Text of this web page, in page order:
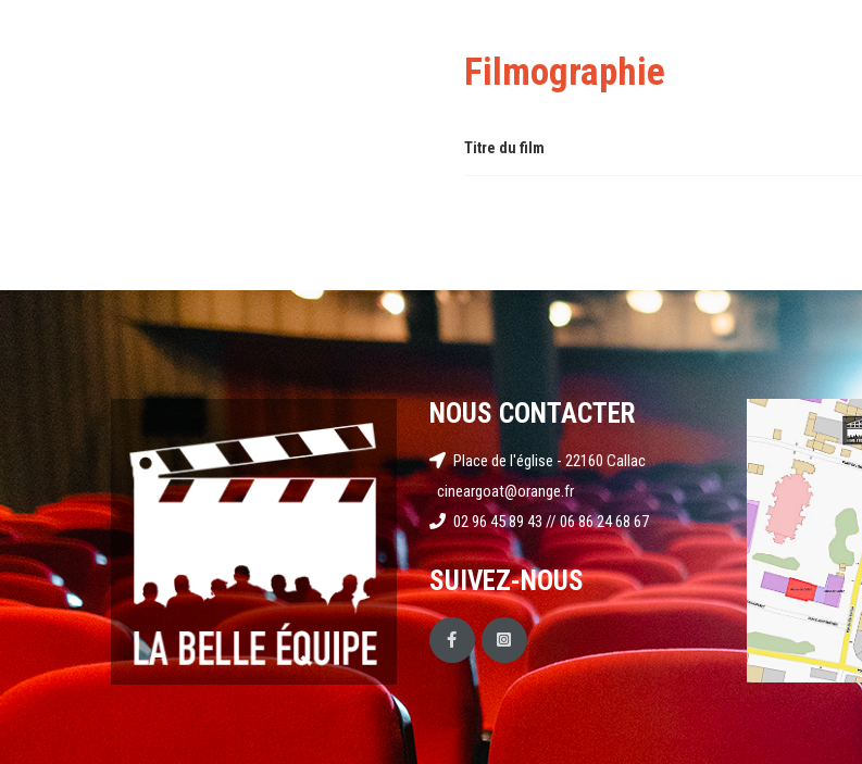
Filmographie
Titre du film
NOUS CONTACTER
Place de l'église - 22160 Callac
cineargoat@orange.fr
02 96 45 89 43 // 06 86 24 68 67
SUIVEZ-NOUS